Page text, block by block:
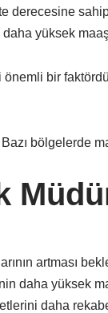
derecesine
yüksek
bir
bölgelerde
artması
daha yüksek
daha